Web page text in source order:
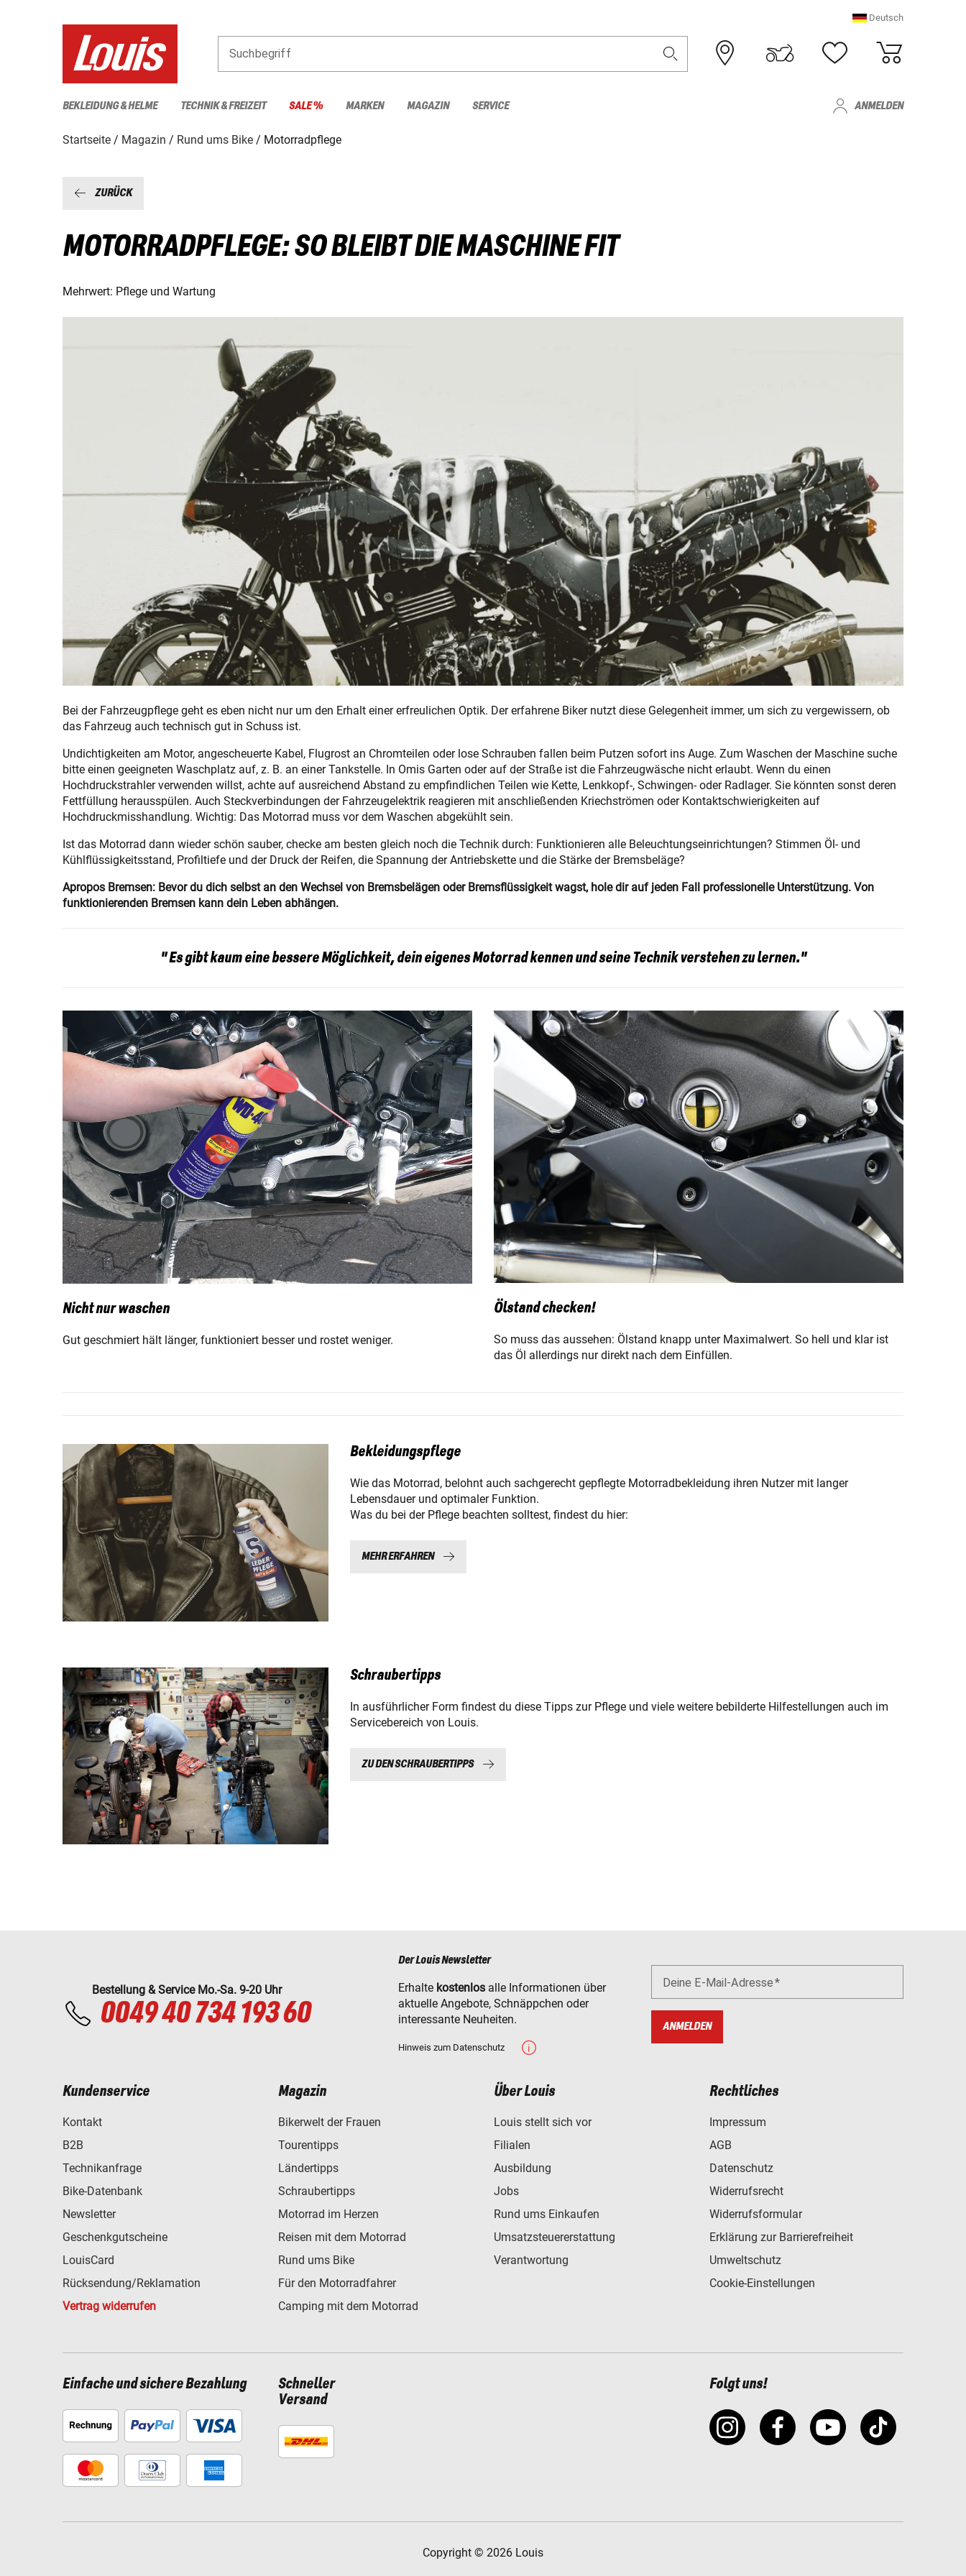
Deutsch
Suchbegriff
BEKLEIDUNG & HELME TECHNIK & FREIZEIT SALE % MARKEN MAGAZIN SERVICE ANMELDEN
Startseite Magazin Rund ums Bike Motorradpflege
ZURÜCK
MOTORRADPFLEGE: SO BLEIBT DIE MASCHINE FIT
Mehrwert: Pflege und Wartung
Bei der Fahrzeugpflege geht es eben nicht nur um den Erhalt einer erfreulichen Optik. Der erfahrene Biker nutzt diese Gelegenheit immer, um sich zu vergewissern, ob
das Fahrzeug auch technisch gut in Schuss ist.
Undichtigkeiten am Motor, angescheuerte Kabel, Flugrost an Chromteilen oder lose Schrauben fallen beim Putzen sofort ins Auge. Zum Waschen der Maschine suche
bitte einen geeigneten Waschplatz auf, z. B. an einer Tankstelle. In Omis Garten oder auf der Straße ist die Fahrzeugwäsche nicht erlaubt. Wenn du einen
Hochdruckstrahler verwenden willst, achte auf ausreichend Abstand zu empfindlichen Teilen wie Kette, Lenkkopf-, Schwingen- oder Radlager. Sie könnten sonst deren
Fettfüllung herausspülen. Auch Steckverbindungen der Fahrzeugelektrik reagieren mit anschließenden Kriechströmen oder Kontaktschwierigkeiten auf
Hochdruckmisshandlung. Wichtig: Das Motorrad muss vor dem Waschen abgekühlt sein.
Ist das Motorrad dann wieder schön sauber, checke am besten gleich noch die Technik durch: Funktionieren alle Beleuchtungseinrichtungen? Stimmen Öl- und
Kühlflüssigkeitsstand, Profiltiefe und der Druck der Reifen, die Spannung der Antriebskette und die Stärke der Bremsbeläge?
Apropos Bremsen: Bevor du dich selbst an den Wechsel von Bremsbelägen oder Bremsflüssigkeit wagst, hole dir auf jeden Fall professionelle Unterstützung. Von
funktionierenden Bremsen kann dein Leben abhängen.
" Es gibt kaum eine bessere Möglichkeit, dein eigenes Motorrad kennen und seine Technik verstehen zu lernen."
Nicht nur waschen
Gut geschmiert hält länger, funktioniert besser und rostet weniger.
Ölstand checken!
So muss das aussehen: Ölstand knapp unter Maximalwert. So hell und klar ist
das Öl allerdings nur direkt nach dem Einfüllen.
Bekleidungspflege
Wie das Motorrad, belohnt auch sachgerecht gepflegte Motorradbekleidung ihren Nutzer mit langer
Lebensdauer und optimaler Funktion.
Was du bei der Pflege beachten solltest, findest du hier:
MEHR ERFAHREN
Schraubertipps
In ausführlicher Form findest du diese Tipps zur Pflege und viele weitere bebilderte Hilfestellungen auch im
Servicebereich von Louis.
ZU DEN SCHRAUBERTIPPS
Bestellung & Service Mo.-Sa. 9-20 Uhr
0049 40 734 193 60
Der Louis Newsletter
Erhalte kostenlos alle Informationen über
aktuelle Angebote, Schnäppchen oder
interessante Neuheiten.
Hinweis zum Datenschutz
Deine E-Mail-Adresse
ANMELDEN
Kundenservice
Kontakt
B2B
Technikanfrage
Bike-Datenbank
Newsletter
Geschenkgutscheine
LouisCard
Rücksendung/Reklamation
Vertrag widerrufen
Magazin
Bikerwelt der Frauen
Tourentipps
Ländertipps
Schraubertipps
Motorrad im Herzen
Reisen mit dem Motorrad
Rund ums Bike
Für den Motorradfahrer
Camping mit dem Motorrad
Über Louis
Louis stellt sich vor
Filialen
Ausbildung
Jobs
Rund ums Einkaufen
Umsatzsteuererstattung
Verantwortung
Rechtliches
Impressum
AGB
Datenschutz
Widerrufsrecht
Widerrufsformular
Erklärung zur Barrierefreiheit
Umweltschutz
Cookie-Einstellungen
Einfache und sichere Bezahlung
Schneller
Versand
Folgt uns!
Copyright © 2026 Louis